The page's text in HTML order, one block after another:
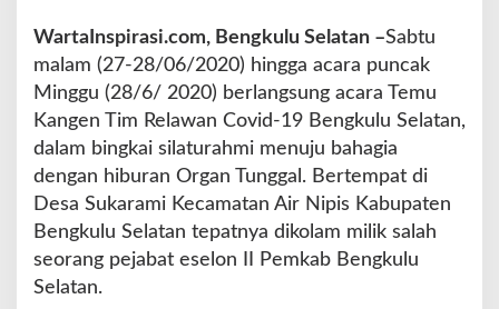
k
u
l
u
S
e
l
t
a
n
WartaInspirasi.com, Bengkulu Selatan –Sabtu
malam (27-28/06/2020) hingga acara puncak
Minggu (28/6/ 2020) berlangsung acara Temu
Kangen Tim Relawan Covid-19 Bengkulu Selatan,
dalam bingkai silaturahmi menuju bahagia
dengan hiburan Organ Tunggal. Bertempat di
Desa Sukarami Kecamatan Air Nipis Kabupaten
Bengkulu Selatan tepatnya dikolam milik salah
seorang pejabat eselon II Pemkab Bengkulu
Selatan.